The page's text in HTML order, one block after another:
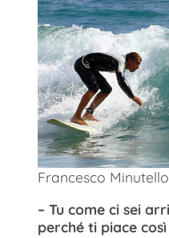
Francesco
– Tu come ci sei
perché ti piace